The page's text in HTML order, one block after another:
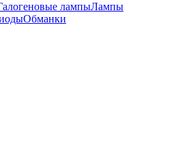
лампыЛампы
Обманки